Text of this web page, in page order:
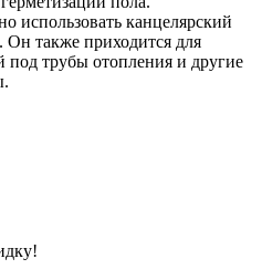
использовать канцелярский
Он также приходится для
под трубы отопления и другие